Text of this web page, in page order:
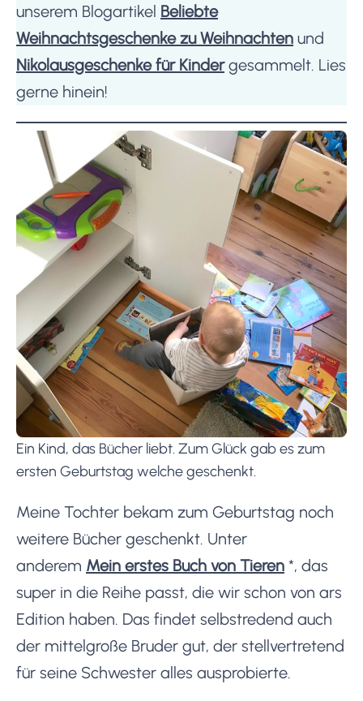
unserem Blogartikel Beliebte
Weihnachtsgeschenke zu Weihnachten und
Nikolausgeschenke für Kindergesammelt. Lies
gerne hinein!
Ein Kind, das Bücher liebt. Zum Glück gab es zum
ersten Geburtstag welche geschenkt.
Meine Tochter bekam zum Geburtstag noch
weitere Bücher geschenkt. Unter
anderem Mein erstes Buch von Tieren *, das
super in die Reihe passt, die wir schon von ars
Edition haben. Das findet selbstredend auch
der mittelgroße Bruder gut, der stellvertretend
für seine Schwester alles ausprobierte.